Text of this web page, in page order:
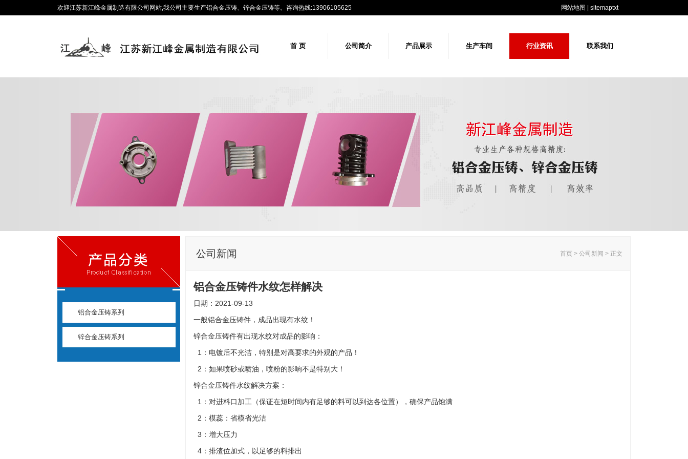
欢迎江苏新江峰金属制造有限公司网站,我公司主要生产铝合金压铸、锌合金压铸等。咨询热线:13906105625 网站地图 sitemaptxt
首 页 公司简介 产品展示 生产车间 行业资讯 联系我们
铝合金压铸系列
锌合金压铸系列
公司新闻 首页 > 公司新闻 > 正文
铝合金压铸件水纹怎样解决
日期：2021-09-13
一般铝合金压铸件，成品出现有水纹！
锌合金压铸件有出现水纹对成品的影响：
1：电镀后不光洁，特别是对高要求的外观的产品！
2：如果喷砂或喷油，喷粉的影响不是特别大！
锌合金压铸件水纹解决方案：
1：对进料口加工（保证在短时间内有足够的料可以到达各位置），确保产品饱满
2：模蕊：省模省光洁
3：增大压力
4：排渣位加式，以足够的料排出